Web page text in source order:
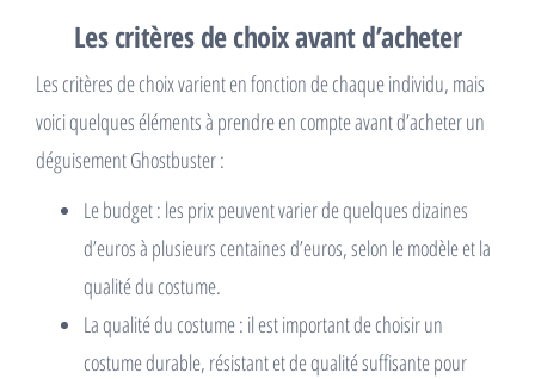
Les critères de choix avant d’acheter
Les critères de choix varient en fonction de chaque individu, mais
voici quelques éléments à prendre en compte avant d’acheter un
déguisement Ghostbuster :
Le budget : les prix peuvent varier de quelques dizaines
d’euros à plusieurs centaines d’euros, selon le modèle et la
qualité du costume.
La qualité du costume : il est important de choisir un
costume durable, résistant et de qualité suffisante pour